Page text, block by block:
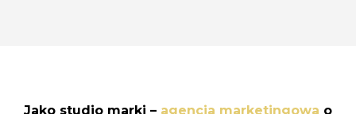
Jako studio marki – agencja marketingowa o